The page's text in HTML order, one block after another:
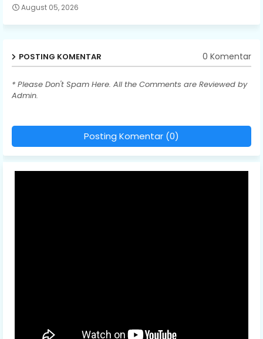
August 05, 2026
POSTING KOMENTAR 0 Komentar
* Please Don't Spam Here. All the Comments are Reviewed by
Admin.
Posting Komentar (0)